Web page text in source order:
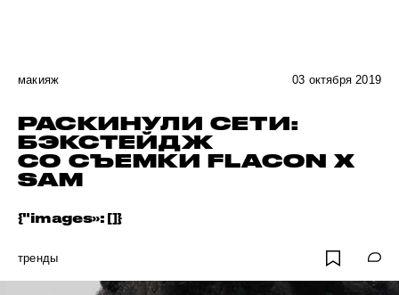
макияж 03 октября 2019
РАСКИНУЛИ СЕТИ:
БЭКСТЕЙДЖ
СО СЪЕМКИ FLACON X
SAM
{"images»: []}
тренды